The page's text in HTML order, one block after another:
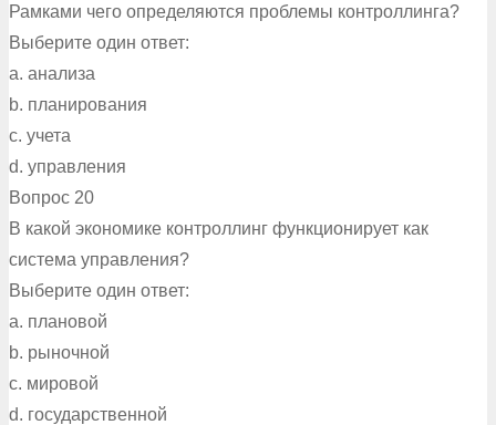
Рамками чего определяются проблемы контроллинга?
Выберите один ответ:
a. анализа
b. планирования
c. учета
d. управления
Вопрос 20
В какой экономике контроллинг функционирует как
система управления?
Выберите один ответ:
a. плановой
b. рыночной
c. мировой
d. государственной